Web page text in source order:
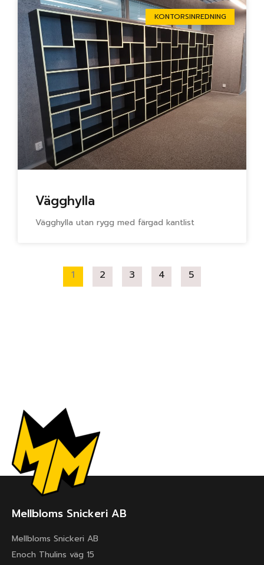
KONTORSINREDNING
Vägghylla
Vägghylla utan rygg med färgad kantlist
1 2 3 4 5
Mellbloms Snickeri AB
Mellbloms Snickeri AB
Enoch Thulins väg 15